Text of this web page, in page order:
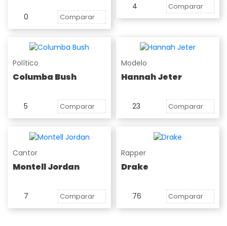
0 Comparar
4 Comparar
Político
Columba Bush
5 Comparar
Modelo
Hannah Jeter
23 Comparar
Cantor
Montell Jordan
7 Comparar
Rapper
Drake
76 Comparar